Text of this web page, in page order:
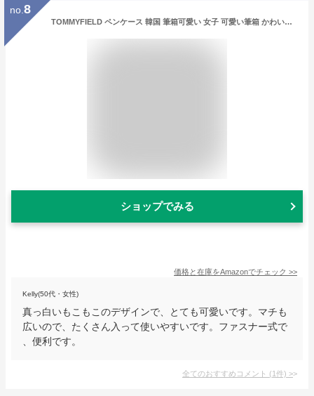
no. 8
TOMMYFIELD ペンケース 韓国 筆箱可愛い 女子 可愛い筆箱 かわいい シンプル おしゃれ (白)
ショップでみる
価格と在庫をAmazonでチェック >>
Kelly(50代・女性)
真っ白いもこもこのデザインで、とても可愛いです。マチも
広いので、たくさん入って使いやすいです。ファスナー式で
、便利です。
全てのおすすめコメント (1件) >